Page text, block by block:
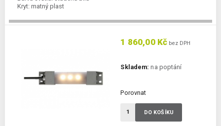
Kryt: matný plast
1 860,00 Kč bez DPH
Skladem: na poptání
Porovnat
DO KOŠÍKU